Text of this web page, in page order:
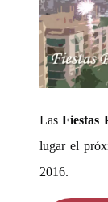
LasFiestas
lugar el
2016.